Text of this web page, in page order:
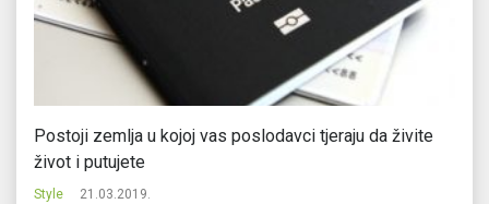
Postoji zemlja u kojoj vas poslodavci tjeraju da živite
život i putujete
Style 21.03.2019.